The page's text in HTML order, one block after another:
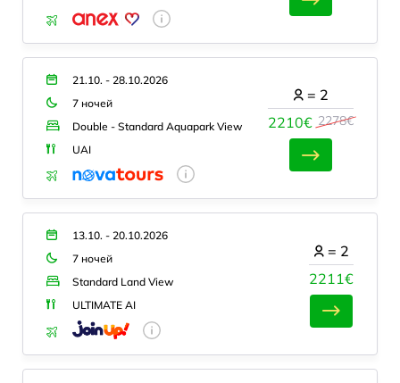
21.10. - 28.10.2026
7 ночей
Double - Standard Aquapark View
UAI
2210€ 2278€
= 2
13.10. - 20.10.2026
7 ночей
Standard Land View
ULTIMATE AI
2211€
= 2